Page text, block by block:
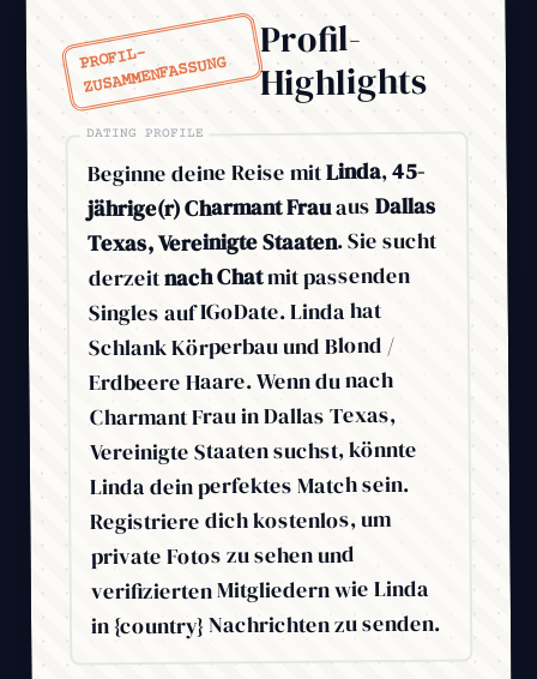
PROFIL-
ZUSAMMENFASSUNG
Profil-
Highlights
DATING PROFILE
Beginne deine Reise mitLinda,45-
jährige(r) Charmant FrauausDallas
Texas, Vereinigte Staaten. Sie sucht
derzeitnach Chatmit passenden
Singles auf IGoDate. Linda hat
Schlank Körperbau und Blond /
Erdbeere Haare. Wenn du nach
Charmant Frau in Dallas Texas,
Vereinigte Staaten suchst, könnte
Linda dein perfektes Match sein.
Registriere dich kostenlos, um
private Fotos zu sehen und
verifizierten Mitgliedern wie Linda
in {country} Nachrichten zu senden.